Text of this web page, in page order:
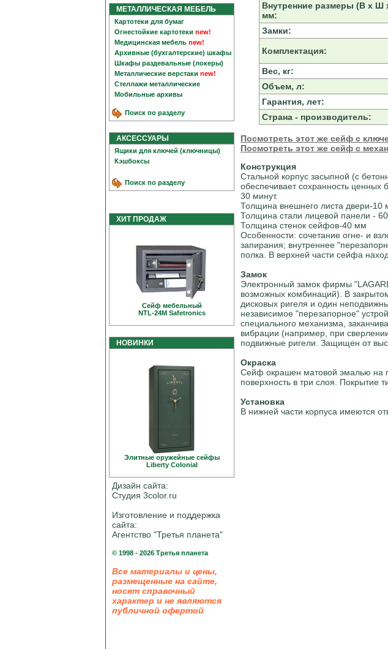
МЕТАЛЛИЧЕСКАЯ МЕБЕЛЬ
Картотеки для бумаг
Огнестойкие картотеки new!
Медицинская мебель new!
Архивные (бухгалтерские) шкафы
Шкафы раздевальные (локеры)
Металлические верстаки new!
Стеллажи металлические
Мобильные архивы
Поиск по разделу
АКСЕССУАРЫ
Ящики для ключей (ключницы)
Кэшбоксы
Поиск по разделу
ХИТ ПРОДАЖ
Сейф мебельный
NTL-24M Safetronics
НОВИНКИ
Элитные оружейные сейфы
Liberty Colonial
Дизайн сайта:
Студия 3color.ru
Изготовление и поддержка
сайта:
Агентство "Третья планета"
© 1998 - 2026 Третья планета
Все материалы и цены,
размещенные на сайте,
носят справочный
характер и не являются
публичной офертой
Внутренние размеры (В х Ш
мм:
Замки:
Комплектация:
Вес, кг:
Объем, л:
Гарантия, лет:
Страна - производитель:
Посмотреть этот же сейф с
Посмотреть этот же сейф с
Конструкция
Стальной корпус засыпной (с
обеспечивает сохранность
30 минут.
Толщина внешнего листа двери-10
Толщина стали лицевой панели -
Толщина стенок сейфов-40 мм
Особенности: сочетание огне- и
запирания; внутреннее
полка. В верхней части сейфа
Замок
Электронный замок фирмы
возможных комбинаций). В
дисковых ригеля и один
независимое "перезапорное"
специального механизма,
вибрации (например, при
подвижные ригели. Защищен от
Окраска
Сейф окрашен матовой эмалью на
поверхность в три слоя. Покрытие
Установка
В нижней части корпуса имеются